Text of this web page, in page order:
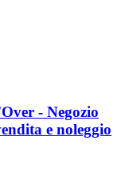
- Negozio
e noleggio